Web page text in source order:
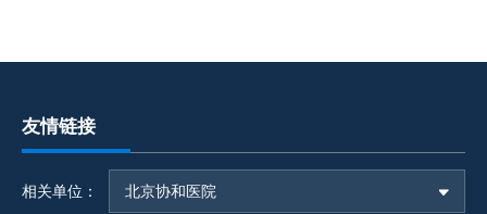
友情链接
相关单位： 北京协和医院